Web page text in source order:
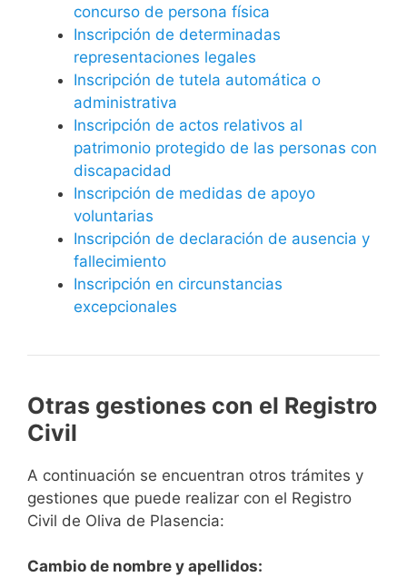
concurso de persona física
Inscripción de determinadas
representaciones legales
Inscripción de tutela automática o
administrativa
Inscripción de actos relativos al
patrimonio protegido de las personas con
discapacidad
Inscripción de medidas de apoyo
voluntarias
Inscripción de declaración de ausencia y
fallecimiento
Inscripción en circunstancias
excepcionales
Otras gestiones con el Registro
Civil
A continuación se encuentran otros trámites y
gestiones que puede realizar con el Registro
Civil de Oliva de Plasencia:
Cambio de nombre y apellidos: